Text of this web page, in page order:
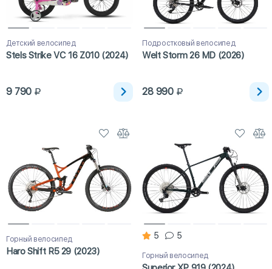
Детский велосипед
Stels Strike VC 16 Z010 (2024)
9 790
Подростковый велосипед
Welt Storm 26 MD (2026)
28 990
Горный велосипед
Haro Shift R5 29 (2023)
5 5
Горный велосипед